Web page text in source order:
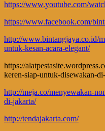
https://www.youtube.com/
https://www.facebook.com/
http://www.bintangjaya.co.id/
untuk-kesan-acara-elegant/
https://
keren-siap-untuk-disewakan-
http://meja.co/menyewakan-
di-jakarta/
http://tendajakarta.com/